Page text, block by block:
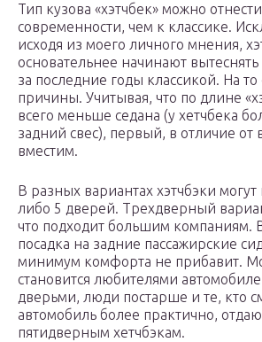
Тип кузова «хэтчбек» можно
современности, чем к классике.
исходя из моего личного мнения,
основательнее начинают
за последние годы классикой. На то
причины. Учитывая, что по длине
всего меньше седана (у хетчбека
задний свес), первый, в отличие от
вместим.
В разных вариантах хэтчбэки
либо 5 дверей. Трехдверный
что подходит большим компаниям.
посадка на задние пассажирские
минимум комфорта не прибавит.
становится любителями
дверьми, люди постарше и те, кто
автомобиль более практично,
пятидверным хетчбэкам.